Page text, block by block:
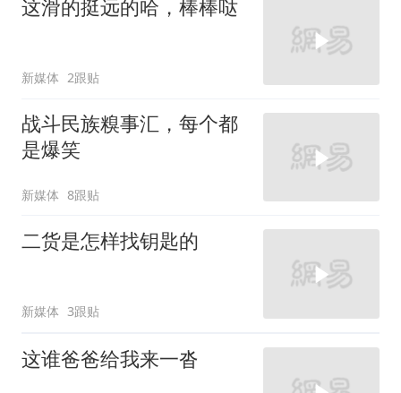
这滑的挺远的哈，棒棒哒
新媒体 2跟贴
战斗民族糗事汇，每个都
是爆笑
新媒体 8跟贴
二货是怎样找钥匙的
新媒体 3跟贴
这谁爸爸给我来一沓